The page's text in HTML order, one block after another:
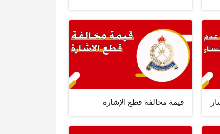
قيمة مخالفة قطع الإشارة